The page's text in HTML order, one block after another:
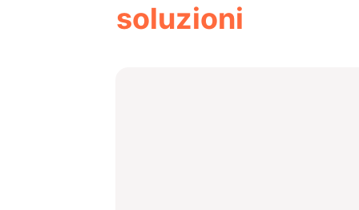
soluzioni